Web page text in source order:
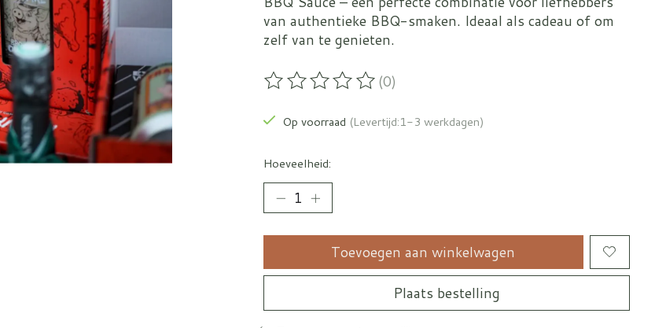
van authentieke BBQ-smaken. Ideaal als cadeau of om
zelf van te genieten.
De beoordeling van dit product is
(0)
Op voorraad (Levertijd:1-3 werkdagen)
Hoeveelheid:
Toevoegen aan winkelwagen
Plaats bestelling